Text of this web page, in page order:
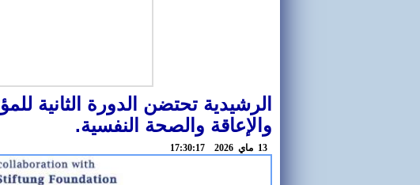
الرشيدية تحتضن الدورة الثانية
والإعاقة والصحة النفسية.